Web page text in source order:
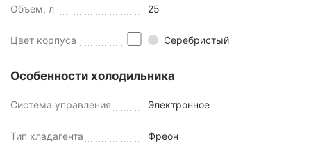
Объем, л 25
Цвет корпуса Серебристый
Особенности холодильника
Система управления Электронное
Тип хладагента Фреон